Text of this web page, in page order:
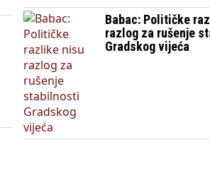
Babac: Političke
razlog za rušenje
Gradskog vijeća